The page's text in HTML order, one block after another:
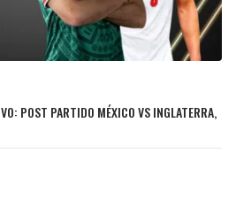
POST PARTIDO MÉXICO VS INGLATERRA,